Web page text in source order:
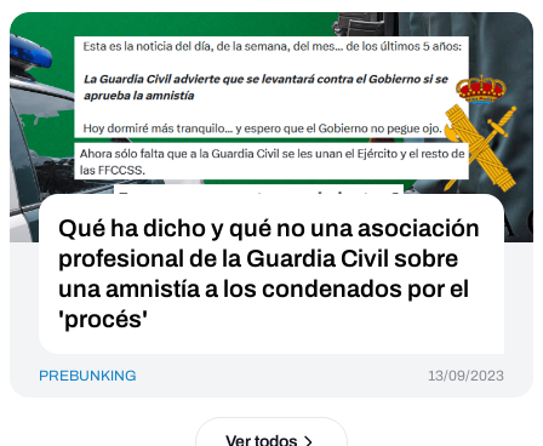
Qué ha dicho y qué no una asociación
profesional de la Guardia Civil sobre
una amnistía a los condenados por el
'procés'
PREBUNKING 13/09/2023
Ver todos